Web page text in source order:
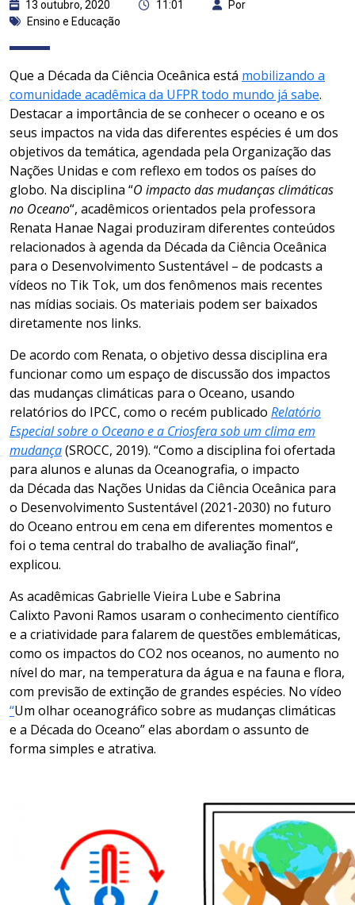
13 outubro, 2020 11:01
Por
Ensino e Educação
Que a Década da Ciência Oceânica está mobilizando a
comunidade acadêmica da UFPR todo mundo já sabe.
Destacar a importância de se conhecer o oceano e os
seus impactos na vida das diferentes espécies é um dos
objetivos da temática, agendada pela Organização das
Nações Unidas e com reflexo em todos os países do
globo. Na disciplina “O impacto das mudanças climáticas
no Oceano“, acadêmicos orientados pela professora
Renata Hanae Nagai produziram diferentes conteúdos
relacionados à agenda da Década da Ciência Oceânica
para o Desenvolvimento Sustentável – de podcasts a
vídeos no Tik Tok, um dos fenômenos mais recentes
nas mídias sociais. Os materiais podem ser baixados
diretamente nos links.
De acordo com Renata, o objetivo dessa disciplina era
funcionar como um espaço de discussão dos impactos
das mudanças climáticas para o Oceano, usando
relatórios do IPCC, como o recém publicado Relatório
Especial sobre o Oceano e a Criosferasob um clima em
mudança(SROCC, 2019). “Como a disciplina foi ofertada
para alunos e alunas da Oceanografia, o impacto
da Década das Nações Unidas da Ciência Oceânica para
o Desenvolvimento Sustentável (2021-2030) no futuro
do Oceano entrou em cena em diferentes momentos e
foi o tema central do trabalho de avaliação final“,
explicou.
As acadêmicas Gabrielle Vieira Lube e Sabrina
Calixto Pavoni Ramos usaram o conhecimento científico
e a criatividade para falarem de questões emblemáticas,
como os impactos do CO2 nos oceanos, no aumento no
nível do mar, na temperatura da água e na fauna e flora,
com previsão de extinção de grandes espécies. No vídeo
“Um olhar oceanográfico sobre as mudanças climáticas
e a Década do Oceano” elas abordam o assunto de
forma simples e atrativa.